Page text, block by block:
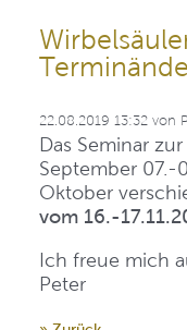
22.08.2019 13:32 von
Das Seminar
September 07.-
Oktober
vom 16.-
Ich freue mich
Peter